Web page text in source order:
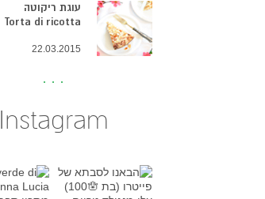
עוגת ריקוטה
Torta di ricotta
22.03.2015
Instagram
Torta verde di Nonna Lucia מתכון סבת